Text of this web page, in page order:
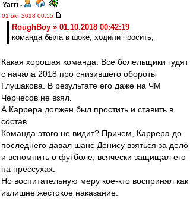
Yarri -
01 окт 2018 00:55
RoughBoy » 01.10.2018 00:42:19
команда была в шоке, ходили просить,
Какая хорошая команда. Все болельщики гудят
с начала 2018 про снизившего обороты
Глушакова. В результате его даже на ЧМ
Черчесов не взял.
А Каррера должен был простить и ставить в
состав.
Команда этого не видит? Причем, Каррера до
последнего давал шанс Денису взяться за дело
и вспомнить о футболе, всячески защищал его
на прессухах.
Но воспитательную меру кое-кто воспринял как
излишне жестокое наказание.